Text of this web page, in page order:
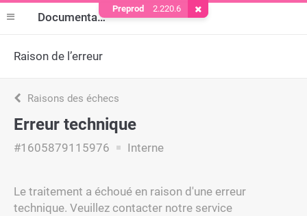
Documentation
Raison de l’erreur
Raisons des échecs
Erreur technique
#1605879115976 Interne
Le traitement a échoué en raison d'une erreur
technique. Veuillez contacter notre service
Preprod 2.220.6 Supprimer le cookie